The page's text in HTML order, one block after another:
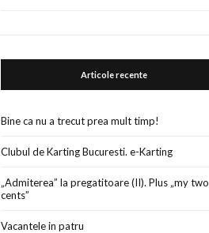
Articole recente
Bine ca nu a trecut prea mult timp!
Clubul de Karting Bucuresti. e-Karting
„Admiterea” la pregatitoare (II). Plus „my two
cents”
Vacantele in patru